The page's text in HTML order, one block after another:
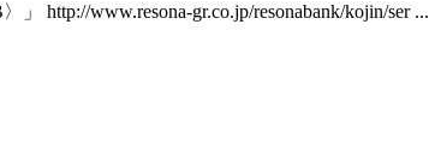
http://www.resona-gr.co.jp/resonabank/kojin/ser ...